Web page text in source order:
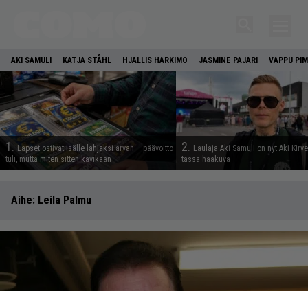
AKI SAMULI KATJA STÅHL HJALLIS HARKIMO JASMINE PAJARI VAPPU
1. Lapset ostivat isälle lahjaksi arvan – päävoitto
tuli, mutta miten sitten kävikään
2. Laulaja Aki Samuli on nyt Aki
tässä hääkuva
Aihe: Leila Palmu